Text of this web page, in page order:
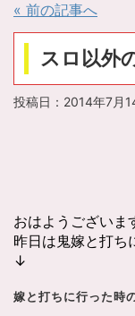
« 前の記事へ
スロ以外
投稿日： 2014年7月
おはようございま
昨日は鬼嫁と打ち
↓
嫁と打ちに行った時